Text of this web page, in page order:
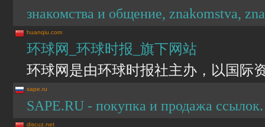
знакомства и общение, znakomstva,
huanqiu.com
环球网_环球时报_旗下网站
环球网是由环球时报社主办，以国际
sape.ru
SAPE.RU - покупка и продажа ссылок.
discuz.net